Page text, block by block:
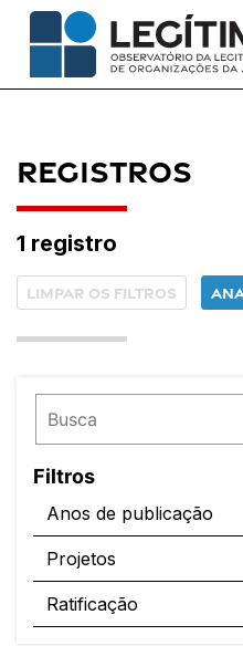
Pular
para
conteúdo
Registros
1 registro
Limpar os filtros
Filtros
Anos de publicação
Projetos
Ratificação